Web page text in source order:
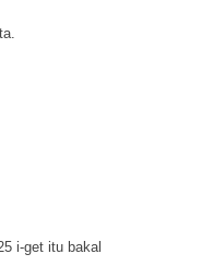
i-get itu bakal